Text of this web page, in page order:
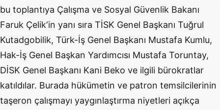
bu toplantıya Çalışma ve Sosyal Güvenlik Bakanı
Faruk Çelik‘in yanı sıra TİSK Genel Başkanı Tuğrul
Kutadgobilik, Türk-İş Genel Başkanı Mustafa Kumlu,
Hak-İş Genel Başkan Yardımcısı Mustafa Toruntay,
DİSK Genel Başkanı Kani Beko ve ilgili bürokratlar
katıldılar. Burada hükümetin ve patron temsilcilerinin
taşeron çalışmayı yaygınlaştırma niyetleri açıkça